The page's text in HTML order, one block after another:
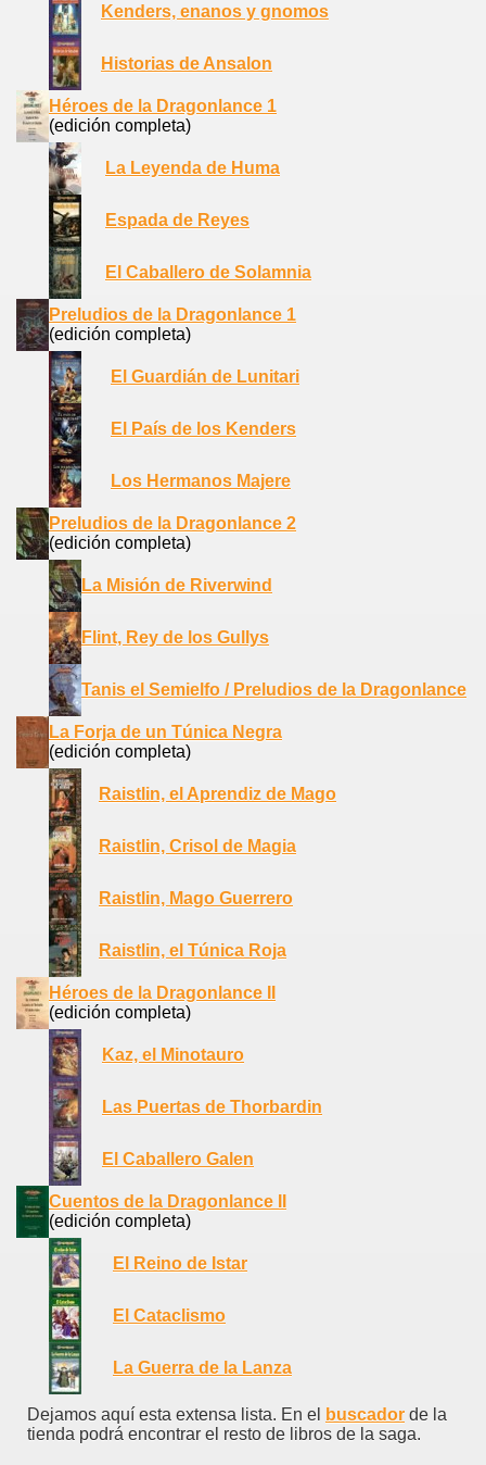
Kenders, enanos y gnomos
Historias de Ansalon
Héroes de la Dragonlance 1
(edición completa)
La Leyenda de Huma
Espada de Reyes
El Caballero de Solamnia
Preludios de la Dragonlance 1
(edición completa)
El Guardián de Lunitari
El País de los Kenders
Los Hermanos Majere
Preludios de la Dragonlance 2
(edición completa)
La Misión de Riverwind
Flint, Rey de los Gullys
Tanis el Semielfo / Preludios de la Dragonlance
La Forja de un Túnica Negra
(edición completa)
Raistlin, el Aprendiz de Mago
Raistlin, Crisol de Magia
Raistlin, Mago Guerrero
Raistlin, el Túnica Roja
Héroes de la Dragonlance II
(edición completa)
Kaz, el Minotauro
Las Puertas de Thorbardin
El Caballero Galen
Cuentos de la Dragonlance II
(edición completa)
El Reino de Istar
El Cataclismo
La Guerra de la Lanza
Dejamos aquí esta extensa lista. En el buscador de la
tienda podrá encontrar el resto de libros de la saga.